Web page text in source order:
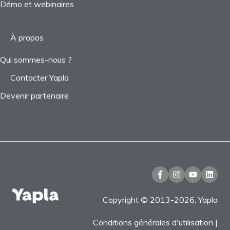
Démo et webinaires
À propos
Qui sommes-nous ?
Contacter Yapla
Devenir partenaire
Copyright © 2013-2026, Yapla
Conditions générales d'utilisation |